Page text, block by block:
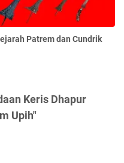
Patrem dan Cundrik
Keris Dhapur
Upih"